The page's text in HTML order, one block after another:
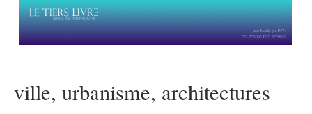
ville, urbanisme, architectures